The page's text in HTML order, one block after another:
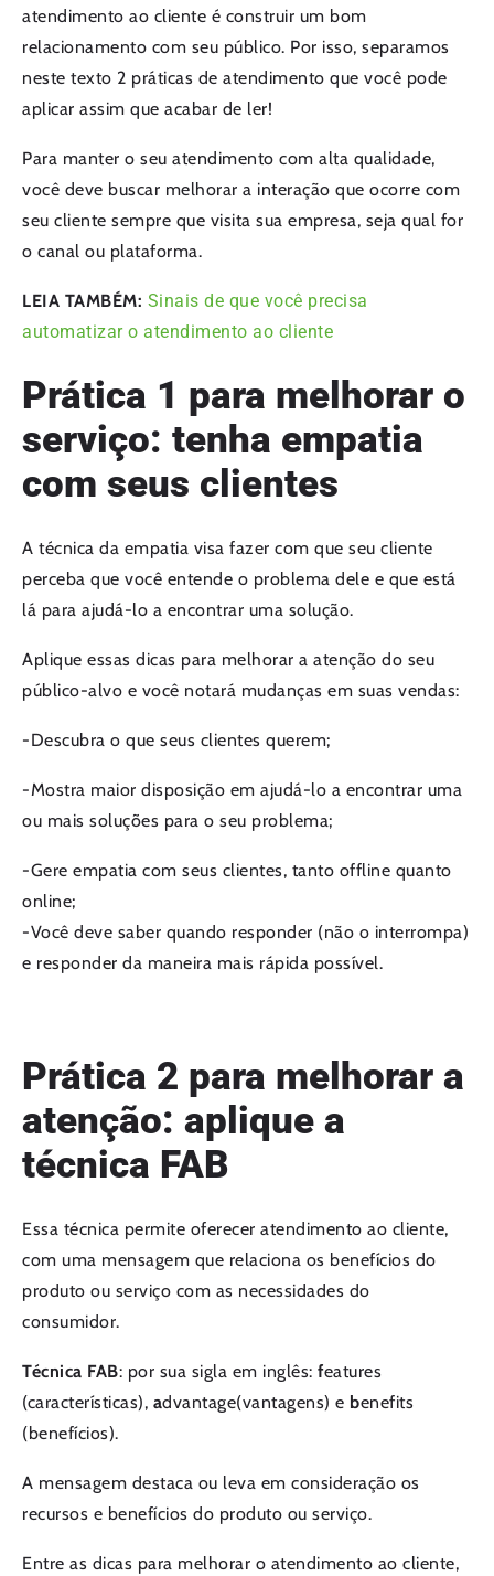
atendimento ao cliente é construir um bom
relacionamento com seu público. Por isso, separamos
neste texto 2 práticas de atendimento que você pode
aplicar assim que acabar de ler!
Para manter o seu atendimento com alta qualidade,
você deve buscar melhorar a interação que ocorre com
seu cliente sempre que visita sua empresa, seja qual for
o canal ou plataforma.
LEIA TAMBÉM: Sinais de que você precisa
automatizar o atendimento ao cliente
Prática 1 para melhorar o
serviço: tenha empatia
com seus clientes
A técnica da empatia visa fazer com que seu cliente
perceba que você entende o problema dele e que está
lá para ajudá-lo a encontrar uma solução.
Aplique essas dicas para melhorar a atenção do seu
público-alvo e você notará mudanças em suas vendas:
-Descubra o que seus clientes querem;
-Mostra maior disposição em ajudá-lo a encontrar uma
ou mais soluções para o seu problema;
-Gere empatia com seus clientes, tanto offline quanto
online;
-Você deve saber quando responder (não o interrompa)
e responder da maneira mais rápida possível.
Prática 2 para melhorar a
atenção: aplique a
técnica FAB
Essa técnica permite oferecer atendimento ao cliente,
com uma mensagem que relaciona os benefícios do
produto ou serviço com as necessidades do
consumidor.
Técnica FAB: por sua sigla em inglês: features
(características), advantage(vantagens) e benefits
(benefícios).
A mensagem destaca ou leva em consideração os
recursos e benefícios do produto ou serviço.
Entre as dicas para melhorar o atendimento ao cliente,